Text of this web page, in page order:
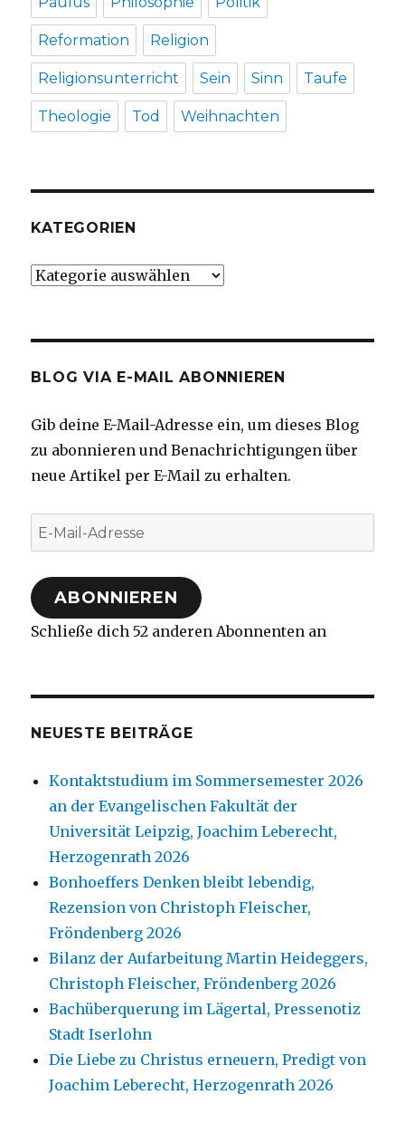
Reformation Religion
Religionsunterricht Sein Sinn Taufe
Theologie Tod Weihnachten
KATEGORIEN
Kategorien
BLOG VIA E-MAIL ABONNIEREN
Gib deine E-Mail-Adresse ein, um dieses Blog
zu abonnieren und Benachrichtigungen über
neue Artikel per E-Mail zu erhalten.
E-
Mail-
Adresse
ABONNIEREN
Schließe dich 52 anderen Abonnenten an
NEUESTE BEITRÄGE
Kontaktstudium im Sommersemester 2026
an der Evangelischen Fakultät der
Universität Leipzig, Joachim Leberecht,
Herzogenrath 2026
Bonhoeffers Denken bleibt lebendig,
Rezension von Christoph Fleischer,
Fröndenberg 2026
Bilanz der Aufarbeitung Martin Heideggers,
Christoph Fleischer, Fröndenberg 2026
Bachüberquerung im Lägertal, Pressenotiz
Stadt Iserlohn
Die Liebe zu Christus erneuern, Predigt von
Joachim Leberecht, Herzogenrath 2026